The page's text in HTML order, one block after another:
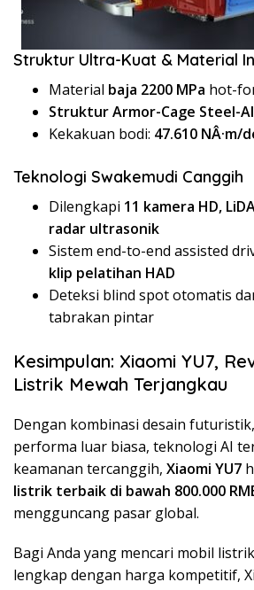
Struktur Ultra-Kuat & Material
Material baja 2200 MPa hot-
Struktur Armor-Cage Steel-
Kekakuan bodi: 47.610 NÂ·m/
Teknologi Swakemudi Canggih
Dilengkapi 11 kamera HD,
radar ultrasonik
Sistem end-to-end assisted
klip pelatihan HAD
Deteksi blind spot otomatis
tabrakan pintar
Kesimpulan: Xiaomi YU7,
Listrik Mewah Terjangkau
Dengan kombinasi desain
performa luar biasa, teknologi AI
keamanan tercanggih, Xiaomi YU7
listrik terbaik di bawah 800.000
mengguncang pasar global.
Bagi Anda yang mencari mobil
lengkap dengan harga kompetitif,